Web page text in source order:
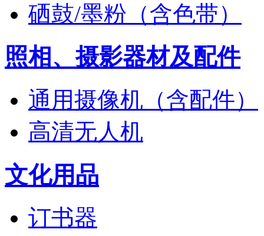
硒鼓/墨粉（含色带）
照相、摄影器材及配件
通用摄像机（含配件）
高清无人机
文化用品
订书器